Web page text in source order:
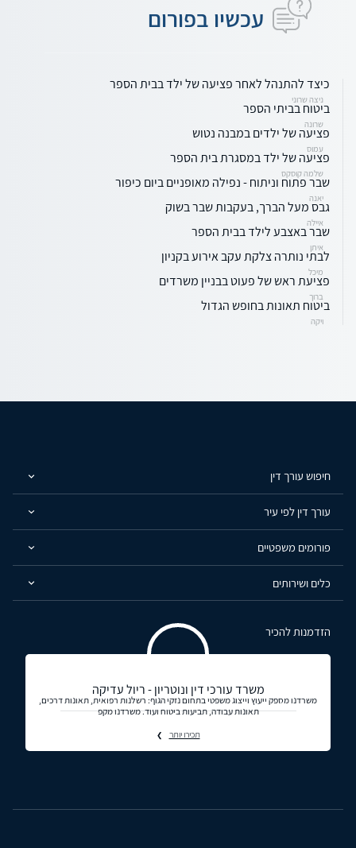
עכשיו בפורום
כיצד להתנהל לאחר פציעה של ילד בבית הספר
ניצה שרוני
ביטוח בביתי הספר
שרונה
פציעה של ילדים במבנה נטוש
עמוס
פציעה של ילד במסגרת בית הספר
שלמה קוסקס
שבר פתוח וניתוח - נפילה מאופניים ביום כיפור
יאנה
גבס מעל הברך, בעקבות שבר בשוק
איילה
שבר באצבע לילד בבית הספר
איתן
לבתי נותרה צלקת עקב אירוע בקניון
מיכל
פציעת ראש של פעוט בבניין משרדים
ברוך
ביטוח תאונות בחופש הגדול
ויקה
חיפוש עורך דין
עורך דין לפי עיר
פורומים משפטיים
כלים ושירותים
הזדמנות להכיר
משרד עורכי דין ונוטריון - ריול עדיקה
משרדנו מספק ייעוץ וייצוג משפטי בתחום נזקי הגוף: רשלנות רפואית, תאונות דרכים,
תאונות עבודה, תביעות ביטוח ועוד. משרדנו מקפ
תכירו יותר